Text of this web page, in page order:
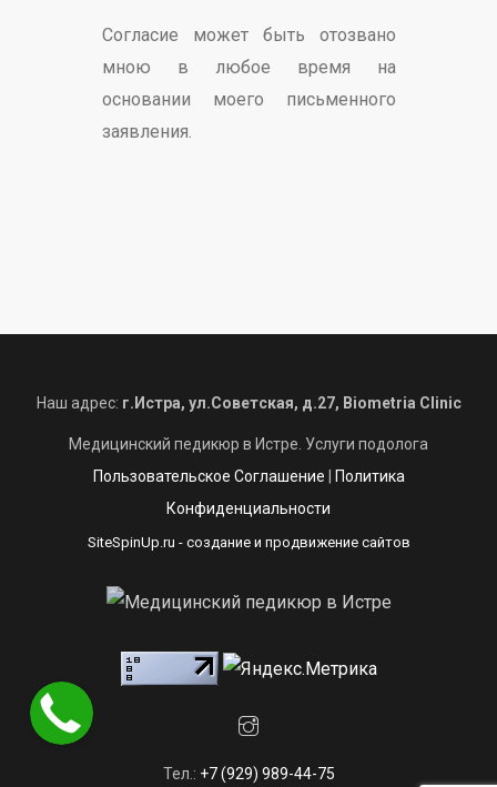
Согласие может быть отозвано
мною в любое время на
основании моего письменного
заявления.
Наш адрес: г.Истра, ул.Советская, д.27, Biometria Clinic
Медицинский педикюр в Истре. Услуги подолога
Пользовательское Соглашение
Политика
Конфиденциальности
SiteSpinUp.ru - создание и продвижение сайтов
Тел.: +7 (929) 989-44-75